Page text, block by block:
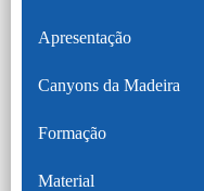
Apresentação
Canyons da Madeira
Formação
Material